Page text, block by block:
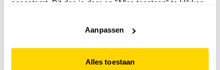
accepteert. Dit doe je door op "Alles toestaan" te klikken.
website niet optimaal functioneert.
Aanpassen
Alles toestaan